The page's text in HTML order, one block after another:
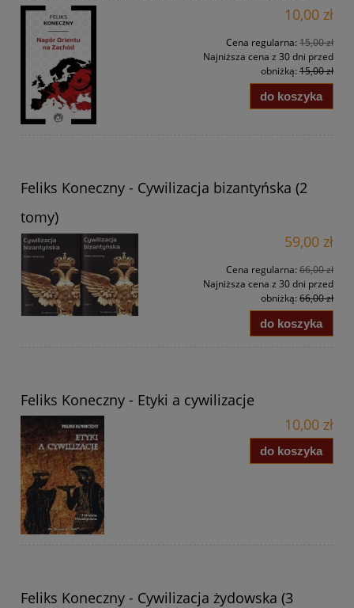
10,00 zł
Cena regularna: 15,00 zł
Najniższa cena z 30 dni przed
obniżką: 15,00 zł
do koszyka
Feliks Koneczny - Cywilizacja bizantyńska (2
tomy)
59,00 zł
Cena regularna: 66,00 zł
Najniższa cena z 30 dni przed
obniżką: 66,00 zł
do koszyka
Feliks Koneczny - Etyki a cywilizacje
10,00 zł
do koszyka
Feliks Koneczny - Cywilizacja żydowska (3